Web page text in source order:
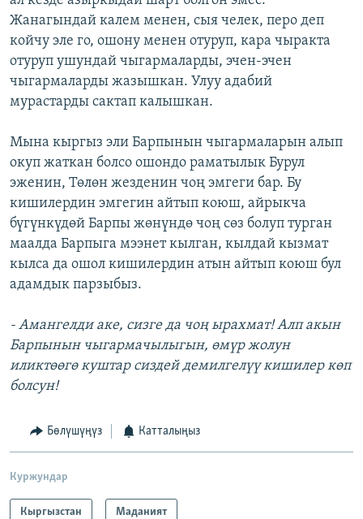
Жанагындай калем менен, сыя челек, перо деп
койчу эле го, ошону менен отуруп, кара чыракта
отуруп ушундай чыгармаларды, эчен-эчен
чыгармаларды жазышкан. Улуу адабий
мурастарды сактап калышкан.
Мына кыргыз эли Барпынын чыгармаларын алып
окуп жаткан болсо ошондо раматылык Бурул
эженин, Төлөн жезденин чоң эмгеги бар. Бу
кишилердин эмгегин айтып коюш, айрыкча
бүгүнкүдөй Барпы жөнүндө чоң сөз болуп турган
маалда Барпыга мээнет кылган, кылдай кызмат
кылса да ошол кишилердин атын айтып коюш бул
адамдык парзыбыз.
- Амангелди аке, сизге да чоң ырахмат! Алп акын
Барпынын чыгармачылыгын, өмүр жолун
иликтөөгө куштар сиздей демилгелүү кишилер көп
болсун!
Бөлүшүңүз Катталыңыз
Куржундар
Кыргызстан Маданият